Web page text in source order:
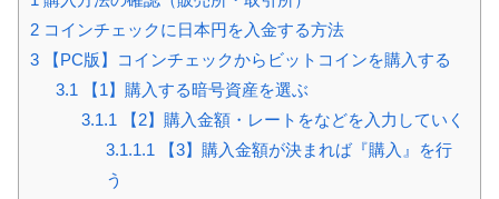
2 コインチェックに日本円を入金する方法
3 【PC版】コインチェックからビットコインを購入する
3.1 【1】購入する暗号資産を選ぶ
3.1.1 【2】購入金額・レートをなどを入力していく
3.1.1.1 【3】購入金額が決まれば『購入』を行
う